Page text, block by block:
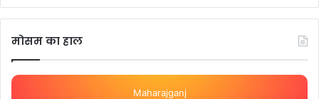
मोसम का हाल
Maharajganj